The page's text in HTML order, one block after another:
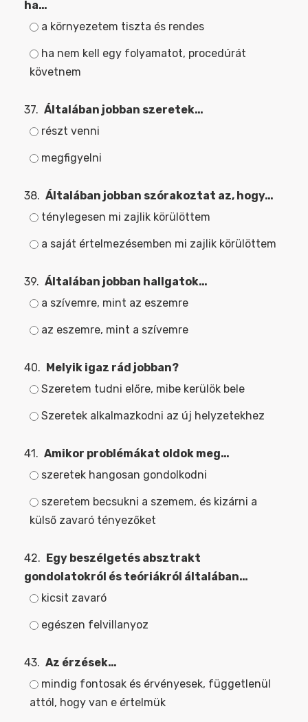
ha…
a környezetem tiszta és rendes
ha nem kell egy folyamatot, procedúrát
követnem
37. Általában jobban szeretek…
részt venni
megfigyelni
38. Általában jobban szórakoztat az, hogy…
ténylegesen mi zajlik körülöttem
a saját értelmezésemben mi zajlik körülöttem
39. Általában jobban hallgatok…
a szívemre, mint az eszemre
az eszemre, mint a szívemre
40.
Melyik igaz rád jobban?
Szeretem tudni előre, mibe kerülök bele
Szeretek alkalmazkodni az új helyzetekhez
41. Amikor problémákat oldok meg…
szeretek hangosan gondolkodni
szeretem becsukni a szemem, és kizárni a
külső zavaró tényezőket
42.
Egy beszélgetés absztrakt
gondolatokról és teóriákról általában…
kicsit zavaró
egészen felvillanyoz
43. Az érzések…
mindig fontosak és érvényesek, függetlenül
attól, hogy van e értelmük